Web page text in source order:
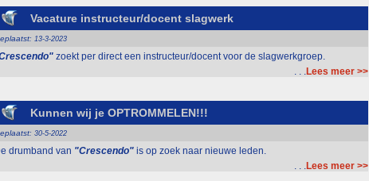
Vacature instructeur/docent slagwerk
: 13-3-2023
zoekt per direct een instructeur/docent voor de slagwerkgroep.
. . .Lees meer >>
Kunnen wij je OPTROMMELEN!!!
: 30-5-2022
drumband van "Crescendo"is op zoek naar nieuwe leden.
. . .Lees meer >>